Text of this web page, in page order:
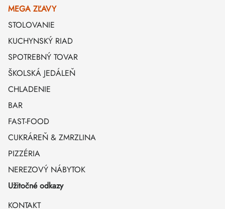
MEGA ZĽAVY
STOLOVANIE
KUCHYNSKÝ RIAD
SPOTREBNÝ TOVAR
ŠKOLSKÁ JEDÁLEŇ
CHLADENIE
BAR
FAST-FOOD
CUKRÁREŇ & ZMRZLINA
PIZZÉRIA
NEREZOVÝ NÁBYTOK
Užitočné odkazy
KONTAKT